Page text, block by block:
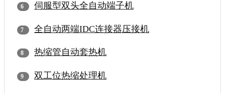
伺服型双头全自动端子机
全自动两端IDC连接器压接机
热缩管自动套热机
双工位热缩处理机